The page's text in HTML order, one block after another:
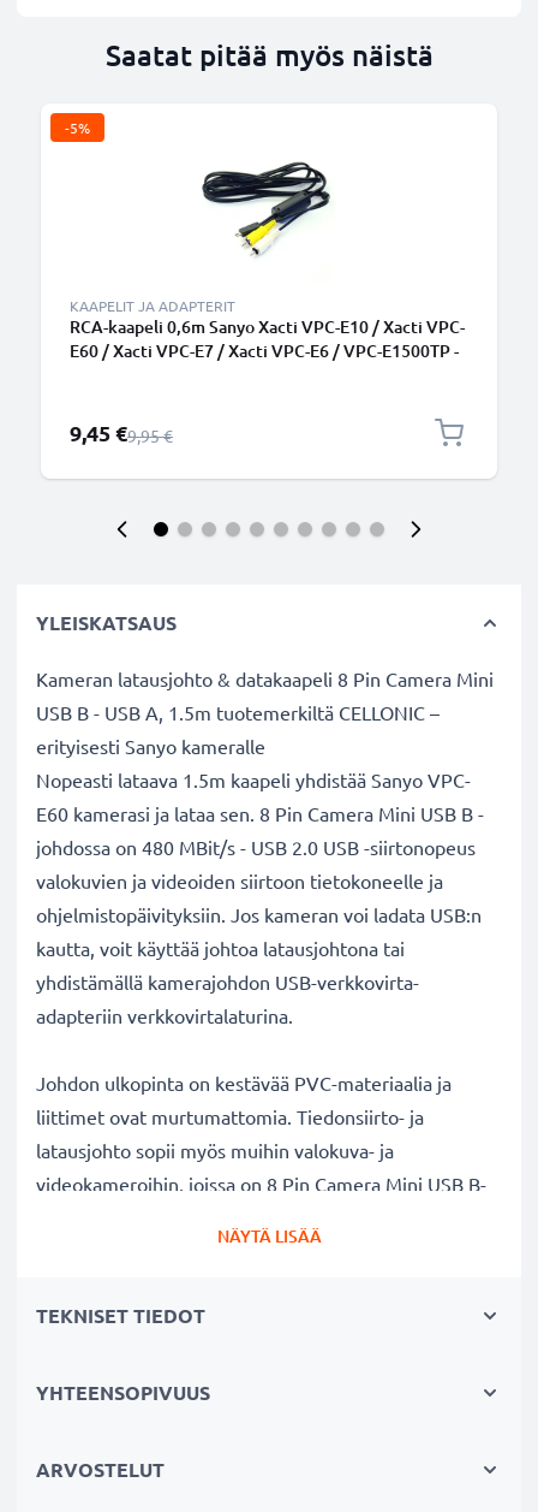
Saatat pitää myös näistä
-5%
KAAPELIT JA ADAPTERIT
RCA-kaapeli 0,6m Sanyo Xacti VPC-E10 / Xacti VPC-
E60 / Xacti VPC-E7 / Xacti VPC-E6 / VPC-E1500TP -
Erikoishinta
9,45 €Normaali hinta
9,95 €
YLEISKATSAUS
Kameran latausjohto & datakaapeli 8 Pin Camera Mini
USB B - USB A, 1.5m tuotemerkiltä CELLONIC –
erityisesti Sanyo kameralle
Nopeasti lataava 1.5m kaapeli yhdistää Sanyo VPC-
E60 kamerasi ja lataa sen. 8 Pin Camera Mini USB B -
johdossa on 480 MBit/s - USB 2.0 USB -siirtonopeus
valokuvien ja videoiden siirtoon tietokoneelle ja
ohjelmistopäivityksiin. Jos kameran voi ladata USB:n
kautta, voit käyttää johtoa latausjohtona tai
yhdistämällä kamerajohdon USB-verkkovirta-
adapteriin verkkovirtalaturina.
Johdon ulkopinta on kestävää PVC-materiaalia ja
liittimet ovat murtumattomia. Tiedonsiirto- ja
latausjohto sopii myös muihin valokuva- ja
videokameroihin, joissa on 8 Pin Camera Mini USB B-
Sanyokameran lataus- ja datakaapeli 1.5m
akun
NÄYTÄ LISÄÄ
TEKNISET TIEDOT
YHTEENSOPIVUUS
ARVOSTELUT